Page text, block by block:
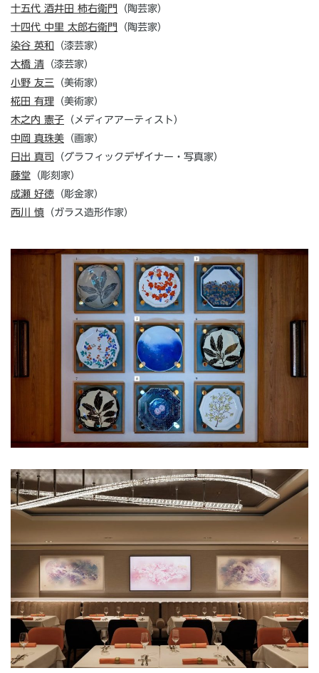
十五代 酒井田 柿右衛門 （陶芸家）
十四代 中里 太郎右衛門 （陶芸家）
染谷 英和 （漆芸家）
大橋 清 （漆芸家）
小野 友三 （美術家）
椛田 有理（美術家）
木之内 憲子（メディアアーティスト）
中岡 真珠美（画家）
日出 真司 （グラフィックデザイナー・写真家）
藤堂（彫刻家）
成瀬 好徳 （彫金家）
西川 慎（ガラス造形作家）